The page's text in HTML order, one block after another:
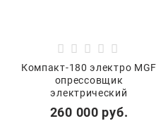
Компакт-180 электро MGF
опрессовщик
электрический
260 000 руб.